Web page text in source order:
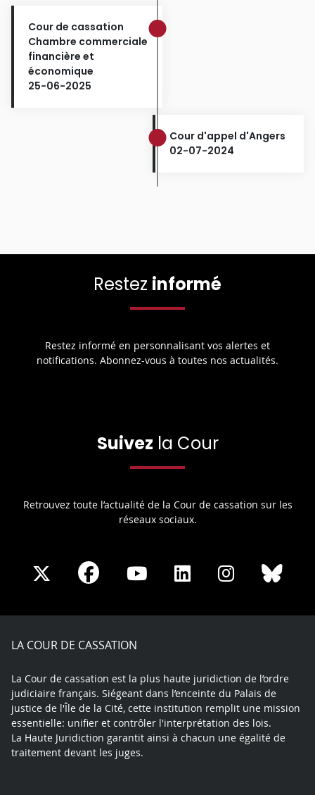
Cour de cassation
Chambre commerciale
financière et
économique
25-06-2025
Cour d'appel d'Angers
02-07-2024
Restez informé
Restez informé en personnalisant vos alertes et
notifications. Abonnez-vous à toutes nos actualités.
Suivez la Cour
Retrouvez toute l’actualité de la Cour de cassation sur les
réseaux sociaux.
Share
X
Share
Facebook
Share
Youtube
Share
LinkedIn
Share
Instagram
LA COUR DE CASSATION
La Cour de cassation est la plus haute juridiction de l’ordre
judiciaire français. Siégeant dans l’enceinte du Palais de
justice de l'Île de la Cité, cette institution remplit une mission
essentielle: unifier et contrôler l'interprétation des lois.
La Haute Juridiction garantit ainsi à chacun une égalité de
traitement devant les juges.